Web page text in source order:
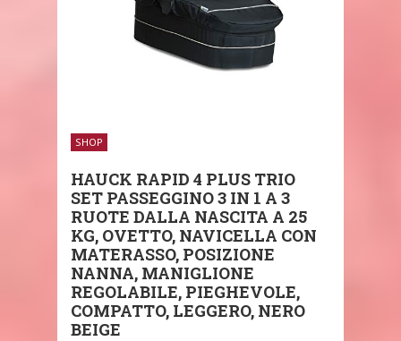
SHOP
HAUCK RAPID 4 PLUS TRIO
SET PASSEGGINO 3 IN 1 A 3
RUOTE DALLA NASCITA A 25
KG, OVETTO, NAVICELLA CON
MATERASSO, POSIZIONE
NANNA, MANIGLIONE
REGOLABILE, PIEGHEVOLE,
COMPATTO, LEGGERO, NERO
BEIGE